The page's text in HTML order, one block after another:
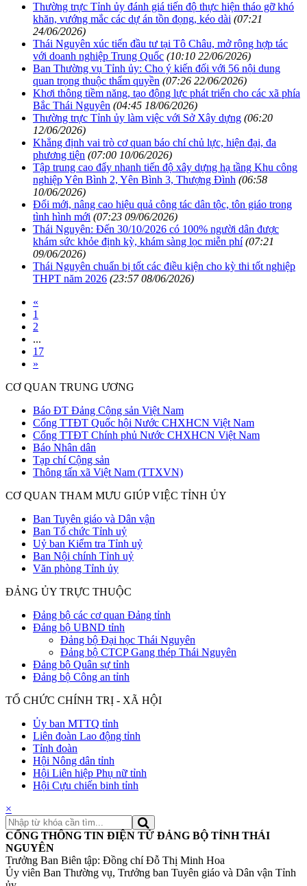
Thường trực Tỉnh ủy đánh giá tiến độ thực hiện tháo gỡ khó
khăn, vướng mắc các dự án tồn đọng, kéo dài (07:21
24/06/2026)
Thái Nguyên xúc tiến đầu tư tại Tô Châu, mở rộng hợp tác
với doanh nghiệp Trung Quốc (10:10 22/06/2026)
Ban Thường vụ Tỉnh ủy: Cho ý kiến đối với 56 nội dung
quan trọng thuộc thẩm quyền (07:26 22/06/2026)
Khơi thông tiềm năng, tạo động lực phát triển cho các xã phía
Bắc Thái Nguyên (04:45 18/06/2026)
Thường trực Tỉnh ủy làm việc với Sở Xây dựng (06:20
12/06/2026)
Khẳng định vai trò cơ quan báo chí chủ lực, hiện đại, đa
phương tiện (07:00 10/06/2026)
Tập trung cao đẩy nhanh tiến độ xây dựng hạ tầng Khu công
nghiệp Yên Bình 2, Yên Bình 3, Thượng Đình (06:58
10/06/2026)
Đổi mới, nâng cao hiệu quả công tác dân tộc, tôn giáo trong
tình hình mới (07:23 09/06/2026)
Thái Nguyên: Đến 30/10/2026 có 100% người dân được
khám sức khỏe định kỳ, khám sàng lọc miễn phí (07:21
09/06/2026)
Thái Nguyên chuẩn bị tốt các điều kiện cho kỳ thi tốt nghiệp
THPT năm 2026 (23:57 08/06/2026)
«
1
2
...
17
»
CƠ QUAN TRUNG ƯƠNG
Báo ĐT Đảng Cộng sản Việt Nam
Cổng TTĐT Quốc hội Nước CHXHCN Việt Nam
Cổng TTĐT Chính phủ Nước CHXHCN Việt Nam
Báo Nhân dân
Tạp chí Cộng sản
Thông tấn xã Việt Nam (TTXVN)
CƠ QUAN THAM MƯU GIÚP VIỆC TỈNH ỦY
Ban Tuyên giáo và Dân vận
Ban Tổ chức Tỉnh uỷ
Uỷ ban Kiểm tra Tỉnh uỷ
Ban Nội chính Tỉnh uỷ
Văn phòng Tỉnh ủy
ĐẢNG ỦY TRỰC THUỘC
Đảng bộ các cơ quan Đảng tỉnh
Đảng bộ UBND tỉnh
Đảng bộ Đại học Thái Nguyên
Đảng bộ CTCP Gang thép Thái Nguyên
Đảng bộ Quân sự tỉnh
Đảng bộ Công an tỉnh
TỔ CHỨC CHÍNH TRỊ - XÃ HỘI
Ủy ban MTTQ tỉnh
Liên đoàn Lao động tỉnh
Tỉnh đoàn
Hội Nông dân tỉnh
Hội Liên hiệp Phụ nữ tỉnh
Hội Cựu chiến binh tỉnh
×
CỔNG THÔNG TIN ĐIỆN TỬ ĐẢNG BỘ TỈNH THÁI
NGUYÊN
Trưởng Ban Biên tập: Đồng chí Đỗ Thị Minh Hoa
Ủy viên Ban Thường vụ, Trưởng ban Tuyên giáo và Dân vận Tỉnh